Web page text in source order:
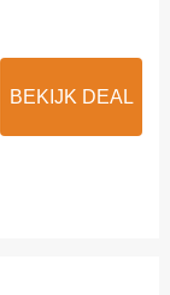
BEKIJK DEAL